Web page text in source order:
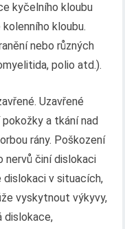
kyčelního kloubu
kloubu.
nebo různých
polio atd.).
Uzavřené
a tkání nad
rány. Poškození
nervů činí dislokaci
dislokaci v situacích,
vyskytnout výkyvy,
dislokace,